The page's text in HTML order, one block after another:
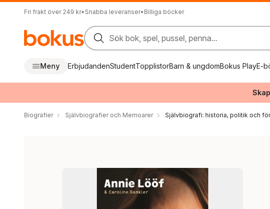
Fri frakt över 249 kr• Snabba leveranser• Billiga böcker
Sök bok, spel, pussel, penna...
Meny ErbjudandenStudentTopplistorBarn & ungdomBokus PlayE-
Biografier Självbiografier och Memoarer Självbiografi: historia, politik och